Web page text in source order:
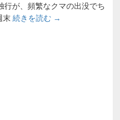
行が、頻繁なクマの出没でち
末 続きを読む 【旧街道歩き】西
→